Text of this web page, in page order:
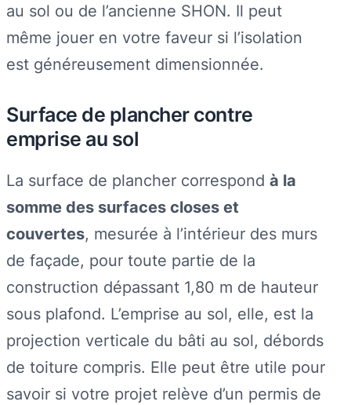
au sol ou de l’ancienne SHON. Il peut
même jouer en votre faveur si l’isolation
est généreusement dimensionnée.
Surface de plancher contre
emprise au sol
La surface de plancher correspond à la
somme des surfaces closes et
couvertes, mesurée à l’intérieur des murs
de façade, pour toute partie de la
construction dépassant 1,80 m de hauteur
sous plafond. L’emprise au sol, elle, est la
projection verticale du bâti au sol, débords
de toiture compris. Elle peut être utile pour
savoir si votre projet relève d’un permis de